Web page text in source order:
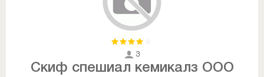
3
Скиф спешиал кемикалз ООО